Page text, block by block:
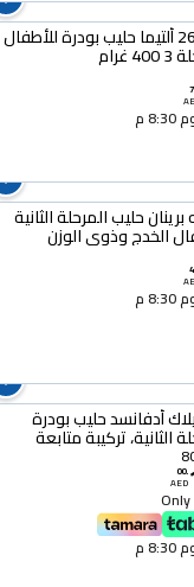
إس-26 ألتيما حليب بودرة للأطفال
غرام
م
حليب المرحلة الثانية
الخدج وذوي الوزن
عند الولادة، 400 غرام
م
أدفانسد حليب بودرة
الثانية، تركيبة متابعة
من 2 .
00
AED
م